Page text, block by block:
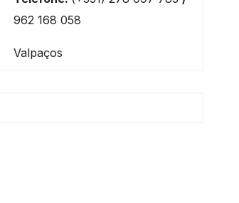
962 168 058
Valpaços